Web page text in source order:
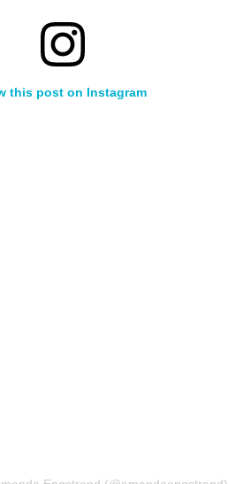
this post on Instagram